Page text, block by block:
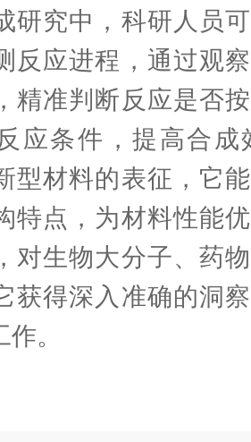
研究中，科研人员
反应进程，通过观
精准判断反应是否
应条件，提高合
型材料的表征，它
特点，为材料性能
对生物大分子、药
获得深入准确的洞
。